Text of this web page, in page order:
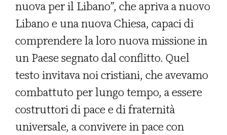
nuova per il Libano”, che apriva a nuovo
Libano e una nuova Chiesa, capaci di
comprendere la loro nuova missione in
un Paese segnato dal conflitto. Quel
testo invitava noi cristiani, che avevamo
combattuto per lungo tempo, a essere
costruttori di pace e di fraternità
universale, a convivere in pace con